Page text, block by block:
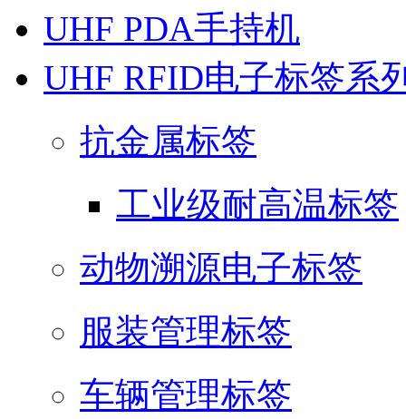
UHF PDA手持机
UHF RFID电子标签系
抗金属标签
工业级耐高温标签
动物溯源电子标签
服装管理标签
车辆管理标签